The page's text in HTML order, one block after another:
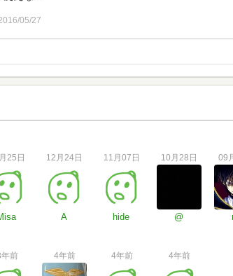
05/27
25日 12月24日
A
11月07日
hide
10月28日
@
09
前 4年前 4年前 4年前